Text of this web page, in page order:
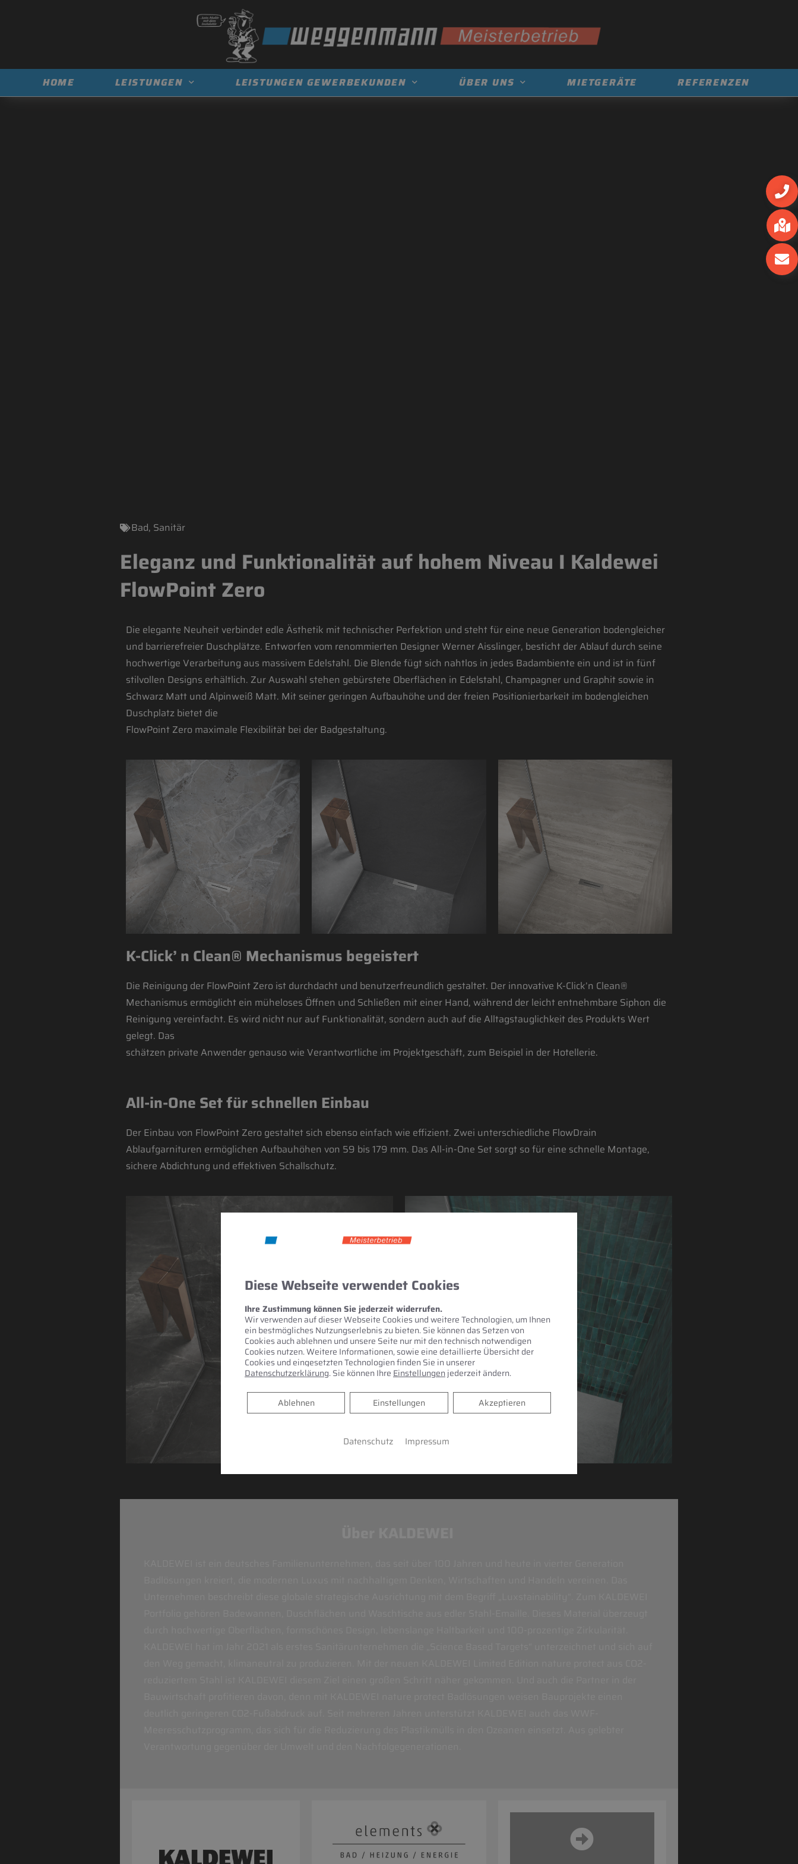
HOME LEISTUNGEN LEISTUNGEN GEWERBEKUNDEN ÜBER UNS MIETGERÄTE REFERENZEN
Bad, Sanitär
Eleganz und Funktionalität auf hohem Niveau I Kaldewei
FlowPoint Zero
Die elegante Neuheit verbindet edle Ästhetik mit technischer Perfektion und steht für eine neue Generation bodengleicher
und barrierefreier Duschplätze. Entworfen vom renommierten Designer Werner Aisslinger, besticht der Ablauf durch seine
hochwertige Verarbeitung aus massivem Edelstahl. Die Blende fügt sich nahtlos in jedes Badambiente ein und ist in fünf
stilvollen Designs erhältlich. Zur Auswahl stehen gebürstete Oberflächen in Edelstahl, Champagner und Graphit sowie in
Schwarz Matt und Alpinweiß Matt. Mit seiner geringen Aufbauhöhe und der freien Positionierbarkeit im bodengleichen
Duschplatz bietet die
FlowPoint Zero maximale Flexibilität bei der Badgestaltung.
K-Click’ n Clean® Mechanismus begeistert
Die Reinigung der FlowPoint Zero ist durchdacht und benutzerfreundlich gestaltet. Der innovative K-Click’n Clean®
Mechanismus ermöglicht ein müheloses Öffnen und Schließen mit einer Hand, während der leicht entnehmbare Siphon die
Reinigung vereinfacht. Es wird nicht nur auf Funktionalität, sondern auch auf die Alltagstauglichkeit des Produkts Wert
gelegt. Das
schätzen private Anwender genauso wie Verantwortliche im Projektgeschäft, zum Beispiel in der Hotellerie.
All-in-One Set für schnellen Einbau
Der Einbau von FlowPoint Zero gestaltet sich ebenso einfach wie effizient. Zwei unterschiedliche FlowDrain
Ablaufgarnituren ermöglichen Aufbauhöhen von 59 bis 179 mm. Das All-in-One Set sorgt so für eine schnelle Montage,
sichere Abdichtung und effektiven Schallschutz.
Diese Webseite verwendet Cookies
Ihre Zustimmung können Sie jederzeit widerrufen.
Wir verwenden auf dieser Webseite Cookies und weitere Technologien, um Ihnen
ein bestmögliches Nutzungserlebnis zu bieten. Sie können das Setzen von
Cookies auch ablehnen und unsere Seite nur mit den technisch notwendigen
Cookies nutzen. Weitere Informationen, sowie eine detaillierte Übersicht der
Cookies und eingesetzten Technologien finden Sie in unserer
Datenschutzerklärung. Sie können Ihre Einstellungenjederzeit ändern.
Akzeptieren
Einstellungen
Ablehnen
Ablehnen
Datenschutz Impressum